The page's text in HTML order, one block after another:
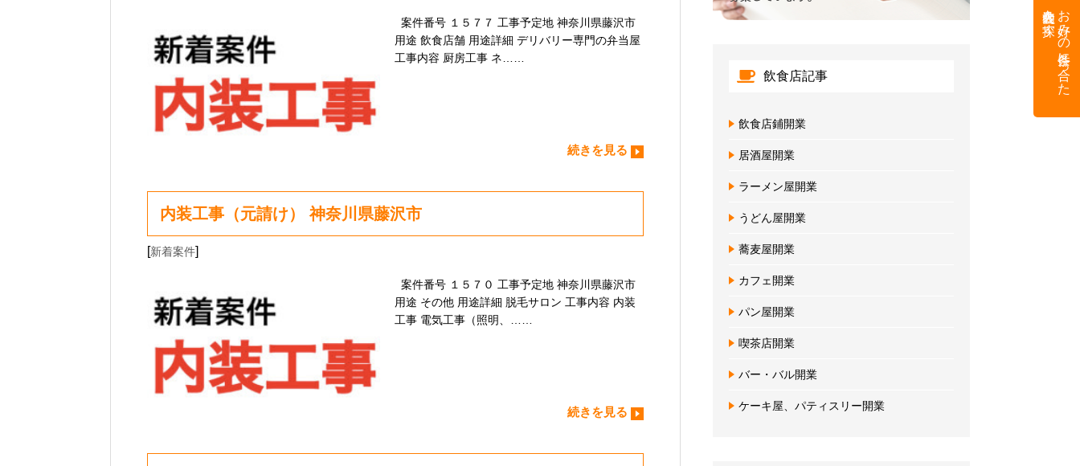
案件番号 １５７７ 工事予定地 神奈川県藤沢市
用途 飲食店舗 用途詳細 デリバリー専門の弁当屋
工事内容 厨房工事 ネ……
続きを見る
内装工事（元請け） 神奈川県藤沢市
[新着案件]
案件番号 １５７０ 工事予定地 神奈川県藤沢市
用途 その他 用途詳細 脱毛サロン 工事内容 内装
工事 電気工事（照明、……
続きを見る
飲食店記事
飲食店鋪開業
居酒屋開業
ラーメン屋開業
うどん屋開業
蕎麦屋開業
カフェ開業
パン屋開業
喫茶店開業
バー・バル開業
ケーキ屋、パティスリー開業
お好みの条件に合った
内装会社を探す